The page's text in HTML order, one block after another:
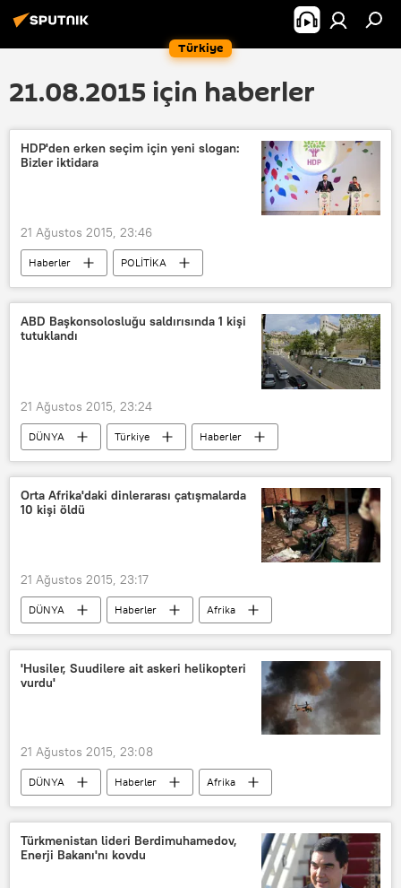
Türkiye
21.08.2015 için haberler
HDP'den erken seçim için yeni slogan:
Bizler iktidara
21 Ağustos 2015, 23:46
Haberler
POLİTİKA
TÜRKİYE
Figen Yüksekdağ
HDP
ABD Başkonsolosluğu saldırısında 1 kişi
tutuklandı
21 Ağustos 2015, 23:24
DÜNYA Türkiye
Haberler
TÜRKİYE
ABD
Orta Afrika'daki dinlerarası çatışmalarda
10 kişi öldü
21 Ağustos 2015, 23:17
DÜNYA Haberler
Afrika
Orta Afrika
'Husiler, Suudilere ait askeri helikopteri
vurdu'
21 Ağustos 2015, 23:08
DÜNYA Haberler
Afrika
Yemen
Suudi Arabistan
Husiler Hareketi
Türkmenistan lideri Berdimuhamedov,
Enerji Bakanı'nı kovdu